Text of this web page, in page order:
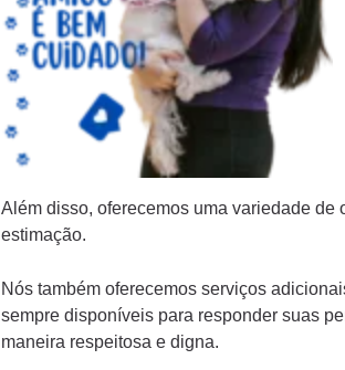
Além disso, oferecemos uma variedade de
estimação.
Nós também oferecemos serviços
sempre disponíveis para responder suas
maneira respeitosa e digna.